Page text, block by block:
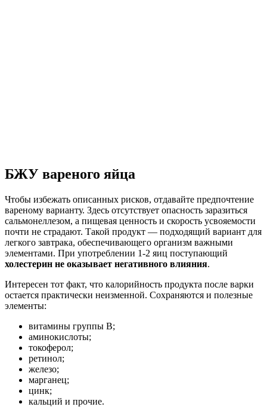
БЖУ вареного яйца
Чтобы избежать описанных рисков, отдавайте предпочтение
вареному варианту. Здесь отсутствует опасность заразиться
сальмонеллезом, а пищевая ценность и скорость усвояемости
почти не страдают. Такой продукт — подходящий вариант для
легкого завтрака, обеспечивающего организм важными
элементами. При употреблении 1-2 яиц поступающий
холестерин не оказывает негативного влияния.
Интересен тот факт, что калорийность продукта после варки
остается практически неизменной. Сохраняются и полезные
элементы:
витамины группы В;
аминокислоты;
токоферол;
ретинол;
железо;
марганец;
цинк;
кальций и прочие.